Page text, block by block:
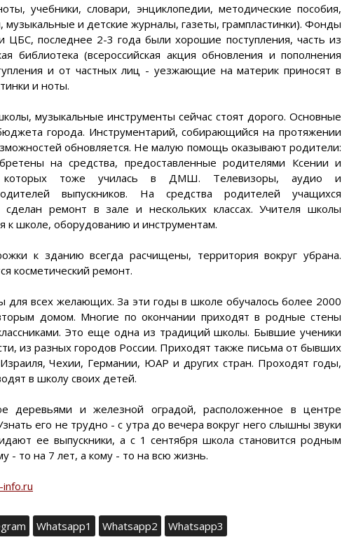
учебники, словари, энциклопедии, методические пособия,
и детские журналы, газеты, грампластинки). Фонды
ЦБС, последнее 2-3 года были хорошие поступления, часть из
библиотека (всероссийская акция обновления и пополнения
и от частных лиц - уезжающие на материк приносят в
и ноты.
музыкальные инструменты сейчас стоят дорого. Основные
города. Инструментарий, собирающийся на протяжении
обновляется. Не малую помощь оказывают родители:
на средства, предоставленные родителями Ксении и
которых тоже училась в ДМШ. Телевизоры, аудио и
выпускников. На средства родителей учащихся
ремонт в зале и нескольких классах. Учителя школы
школе, оборудованию и инструментам.
к зданию всегда расчищены, территория вокруг убрана.
косметический ремонт.
всех желающих. За эти годы в школе обучалось более 2000
домом. Многие по окончании приходят в родные стены
Это еще одна из традиций школы. Бывшие ученики
из разных городов России. Приходят также письма от бывших
Чехии, Германии, ЮАР и других стран. Проходят годы,
в школу своих детей.
деревьями и железной оградой, расположенное в центре
его не трудно - с утра до вечера вокруг него слышны звуки
ее выпускники, а с 1 сентября школа становится родным
- то на 7 лет, а кому - то на всю жизнь.
Whatsapp1 Whatsapp2 Whatsapp3